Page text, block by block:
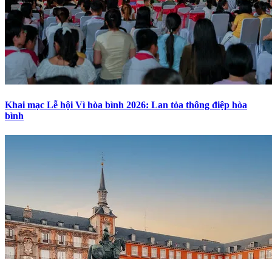
Khai mạc Lễ hội Vì hòa bình 2026: Lan tỏa thông điệp hòa
bình